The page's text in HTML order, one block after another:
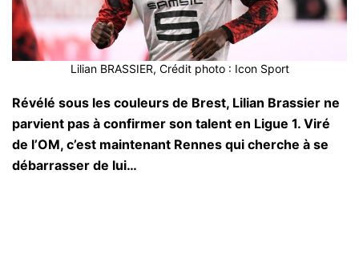
Lilian BRASSIER, Crédit photo : Icon Sport
Révélé sous les couleurs de Brest, Lilian Brassier ne
parvient pas à confirmer son talent en Ligue 1. Viré
de l’OM, c’est maintenant Rennes qui cherche à se
débarrasser de lui…